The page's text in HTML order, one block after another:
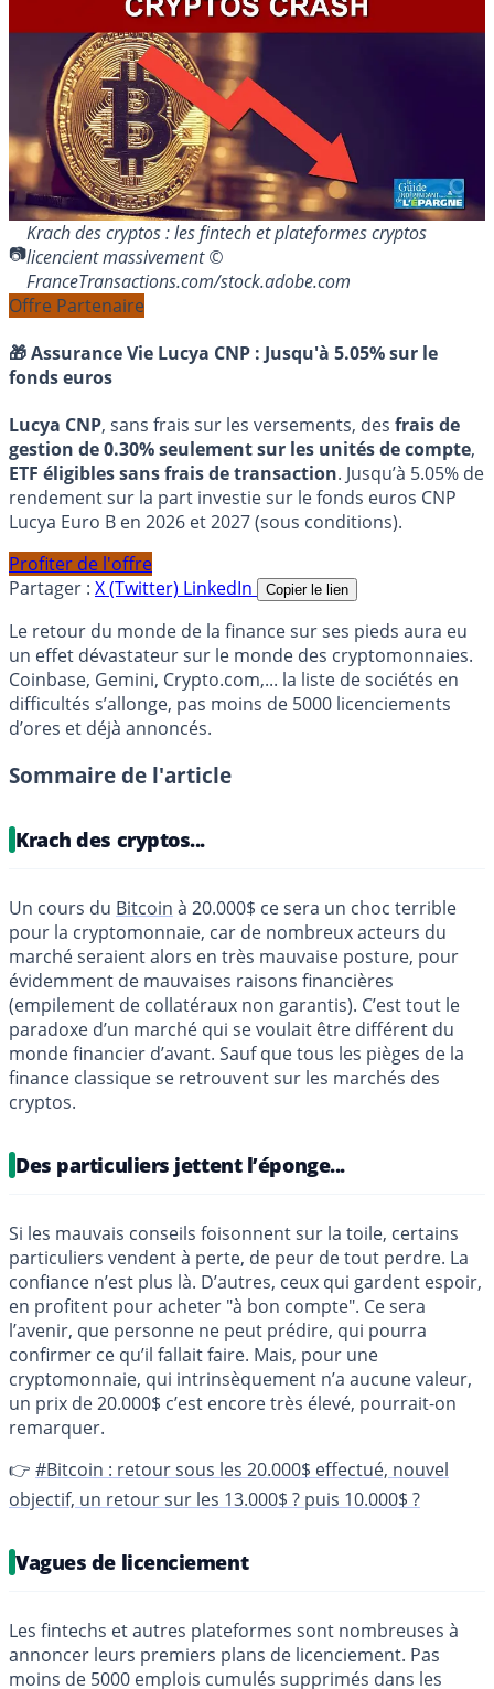
Krach des cryptos : les fintech et plateformes cryptos
licencient massivement ©
FranceTransactions.com/stock.adobe.com
Offre Partenaire
🎁 Assurance Vie Lucya CNP : Jusqu'à 5.05% sur le
fonds euros
Lucya CNP, sans frais sur les versements, des frais de
gestion de 0.30% seulement sur les unités de compte,
ETF éligibles sans frais de transaction. Jusqu’à 5.05% de
rendement sur la part investie sur le fonds euros CNP
Lucya Euro B en 2026 et 2027 (sous conditions).
Profiter de l'offre
Partager : X (Twitter) LinkedIn Copier le lien
Le retour du monde de la finance sur ses pieds aura eu
un effet dévastateur sur le monde des cryptomonnaies.
Coinbase, Gemini, Crypto.com,... la liste de sociétés en
difficultés s’allonge, pas moins de 5000 licenciements
d’ores et déjà annoncés.
Sommaire de l'article
Krach des cryptos...
Un cours du Bitcoin à 20.000$ ce sera un choc terrible
pour la cryptomonnaie, car de nombreux acteurs du
marché seraient alors en très mauvaise posture, pour
évidemment de mauvaises raisons financières
(empilement de collatéraux non garantis). C’est tout le
paradoxe d’un marché qui se voulait être différent du
monde financier d’avant. Sauf que tous les pièges de la
finance classique se retrouvent sur les marchés des
cryptos.
Des particuliers jettent l’éponge...
Si les mauvais conseils foisonnent sur la toile, certains
particuliers vendent à perte, de peur de tout perdre. La
confiance n’est plus là. D’autres, ceux qui gardent espoir,
en profitent pour acheter "à bon compte". Ce sera
l’avenir, que personne ne peut prédire, qui pourra
confirmer ce qu’il fallait faire. Mais, pour une
cryptomonnaie, qui intrinsèquement n’a aucune valeur,
un prix de 20.000$ c’est encore très élevé, pourrait-on
remarquer.
👉 #Bitcoin : retour sous les 20.000$ effectué, nouvel
objectif, un retour sur les 13.000$ ? puis 10.000$ ?
Vagues de licenciement
Les fintechs et autres plateformes sont nombreuses à
annoncer leurs premiers plans de licenciement. Pas
moins de 5000 emplois cumulés supprimés dans les